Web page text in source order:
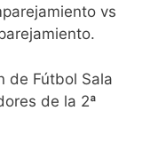
vs
de Fútbol Sala
de la 2ª